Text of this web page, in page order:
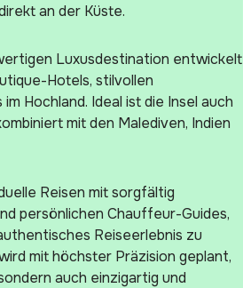
an der Küste.
Luxusdestination entwickelt
Hotels, stilvollen
Hochland. Ideal ist die Insel auch
mit den Malediven, Indien
Reisen mit sorgfältig
persönlichen Chauffeur-Guides,
Reiseerlebnis zu
mit höchster Präzision geplant,
auch einzigartig und